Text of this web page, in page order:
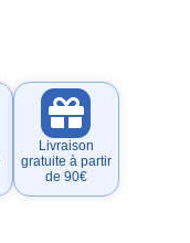
Livraison
gratuite à partir
de 90€